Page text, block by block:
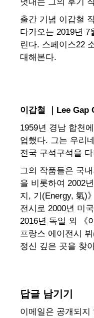
출간 기념 이갑철
다가오는 2019년
린다. 스페이스22
대해본다.
이갑철 ｜Lee Gap
1959년 경남 합천
업했다. 그는 우리
전국 구석구석을
그의 작품들은 국
을 비롯하여 2002
지, 기(Energy, 氣)
전시로 2000년 미
2016년 독일 외 《
프랑스 에이전시
정신 깊은 곳을 찾
답글 남기기
이메일은 공개되지